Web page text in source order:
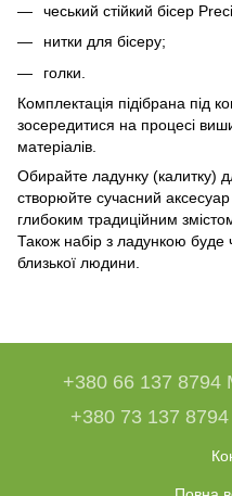
чеський стійкий бісер
нитки для бісеру;
голки.
Комплектація підібрана під
зосередитися на процесі
матеріалів.
Обирайте ладунку (калитку)
створюйте сучасний
глибоким традиційним
Також набір з ладункою
близької людини.
+380 66 137 8794
+380 73 137